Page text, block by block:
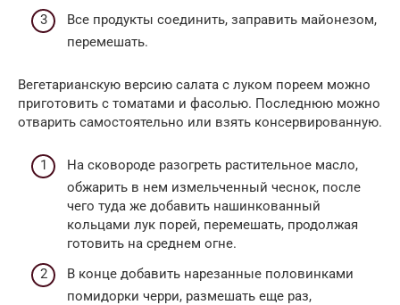
Все продукты соединить, заправить майонезом,
перемешать.
Вегетарианскую версию салата с луком пореем можно
приготовить с томатами и фасолью. Последнюю можно
отварить самостоятельно или взять консервированную.
На сковороде разогреть растительное масло,
обжарить в нем измельченный чеснок, после
чего туда же добавить нашинкованный
кольцами лук порей, перемешать, продолжая
готовить на среднем огне.
В конце добавить нарезанные половинками
помидорки черри, размешать еще раз,